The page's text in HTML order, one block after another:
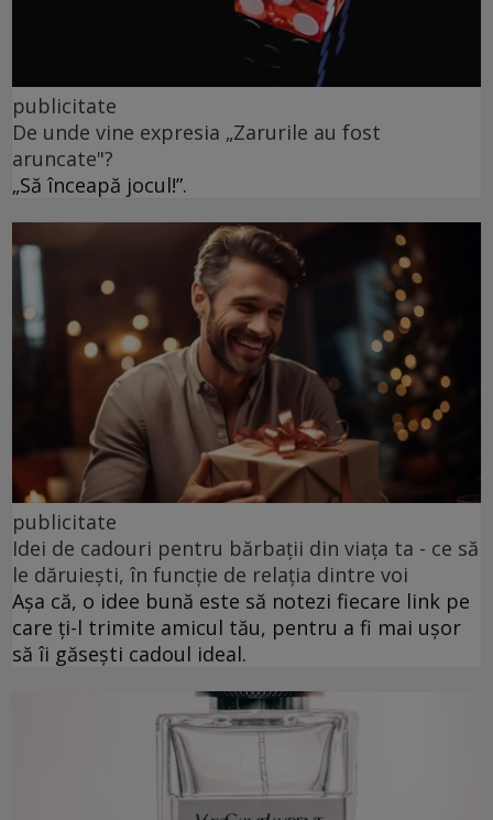
publicitate
De unde vine expresia „Zarurile au fost
aruncate"?
„Să înceapă jocul!”.
publicitate
Idei de cadouri pentru bărbații din viața ta - ce să
le dăruiești, în funcție de relația dintre voi
Așa că, o idee bună este să notezi fiecare link pe
care ți-l trimite amicul tău, pentru a fi mai ușor
să îi găsești cadoul ideal.